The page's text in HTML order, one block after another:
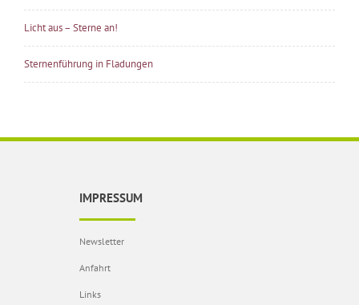
Licht aus – Sterne an!
Sternenführung in Fladungen
IMPRESSUM
Newsletter
Anfahrt
Links